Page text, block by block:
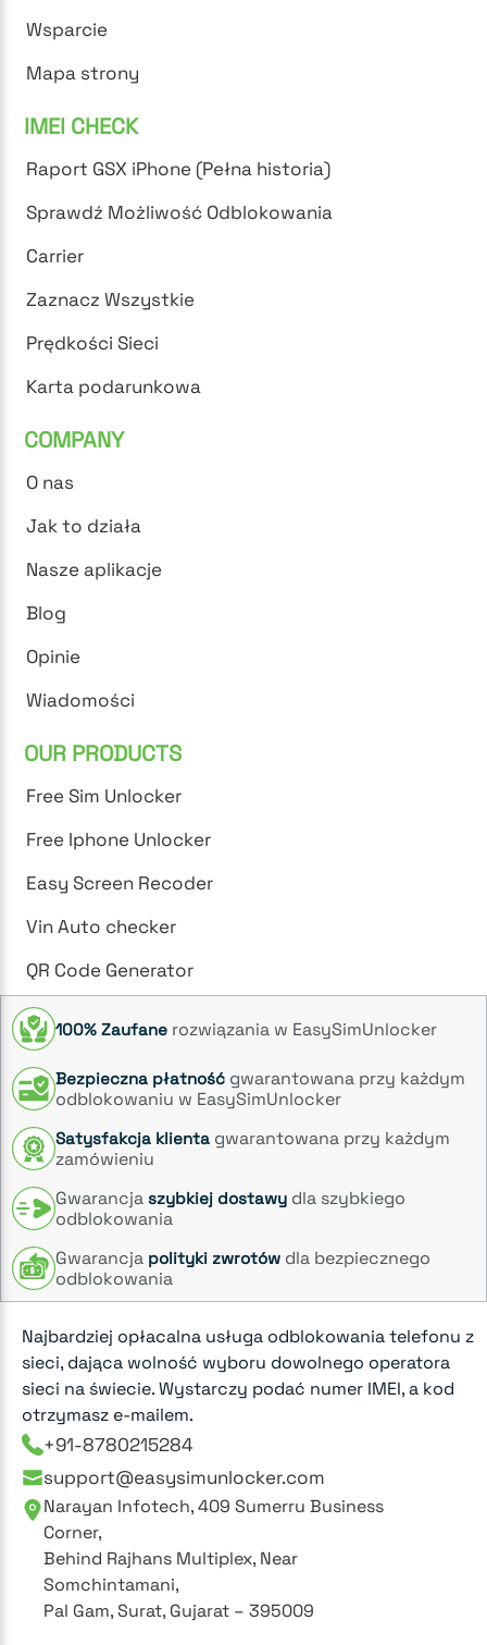
Wsparcie
Mapa strony
IMEI CHECK
Raport GSX iPhone (Pełna historia)
Sprawdź Możliwość Odblokowania
Carrier
Zaznacz Wszystkie
Prędkości Sieci
Karta podarunkowa
COMPANY
O nas
Jak to działa
Nasze aplikacje
Blog
Opinie
Wiadomości
OUR PRODUCTS
Free Sim Unlocker
Free Iphone Unlocker
Easy Screen Recoder
Vin Auto checker
QR Code Generator
100% Zaufane rozwiązania w EasySimUnlocker
Bezpieczna płatność gwarantowana przy każdym
odblokowaniu w EasySimUnlocker
Satysfakcja klienta gwarantowana przy każdym
zamówieniu
Gwarancja szybkiej dostawy dla szybkiego
odblokowania
Gwarancja polityki zwrotów dla bezpiecznego
odblokowania
Najbardziej opłacalna usługa odblokowania telefonu z
sieci, dająca wolność wyboru dowolnego operatora
sieci na świecie. Wystarczy podać numer IMEI, a kod
otrzymasz e-mailem.
+91-8780215284
support@easysimunlocker.com
Narayan Infotech, 409 Sumerru Business
Corner,
Behind Rajhans Multiplex, Near
Somchintamani,
Pal Gam, Surat, Gujarat – 395009